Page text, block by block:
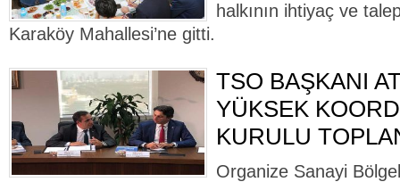
halkının ihtiyaç ve
Karaköy Mahallesi’ne gitti.
TSO BAŞKANI
YÜKSEK
KURULU
Organize Sanayi